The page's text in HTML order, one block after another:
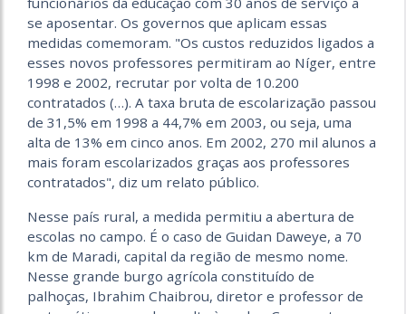
se aposentar. Os governos que aplicam essas
medidas comemoram. "Os custos reduzidos ligados a
esses novos professores permitiram ao Níger, entre
1998 e 2002, recrutar por volta de 10.200
contratados (…). A taxa bruta de escolarização passou
de 31,5% em 1998 a 44,7% em 2003, ou seja, uma
alta de 13% em cinco anos. Em 2002, 270 mil alunos a
mais foram escolarizados graças aos professores
contratados", diz um relato público.
Nesse país rural, a medida permitiu a abertura de
escolas no campo. É o caso de Guidan Daweye, a 70
km de Maradi, capital da região de mesmo nome.
Nesse grande burgo agrícola constituído de
palhoças, Ibrahim Chaibrou, diretor e professor de